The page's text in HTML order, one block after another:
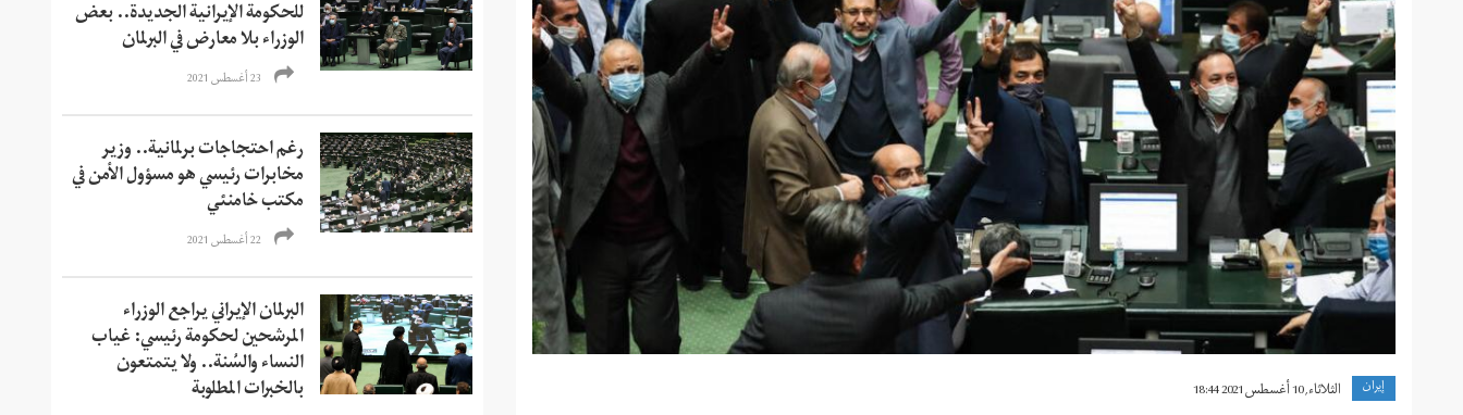
إيران الثلاثاء, 10 أغسطس 2021 18:44
للحكومة الإيرانية الجديدة.. بعض
الوزراء بلا معارض في البرلمان
23 أغسطس 2021
رغم احتجاجات برلمانية.. وزير
مخابرات رئيسي هو مسؤول الأمن في
مكتب خامنئي
22 أغسطس 2021
البرلمان الإيراني يراجع الوزراء
المرشحين لحكومة رئيسي: غياب
النساء والسُنة.. ولا يتمتعون
بالخبرات المطلوبة